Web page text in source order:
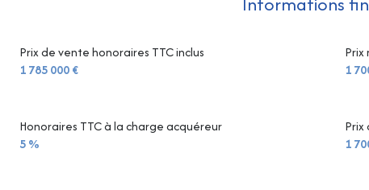
Prix de vente honoraires TTC inclus
1 785 000 €
1
Prix
1
Honoraires TTC à la charge acquéreur
5 %